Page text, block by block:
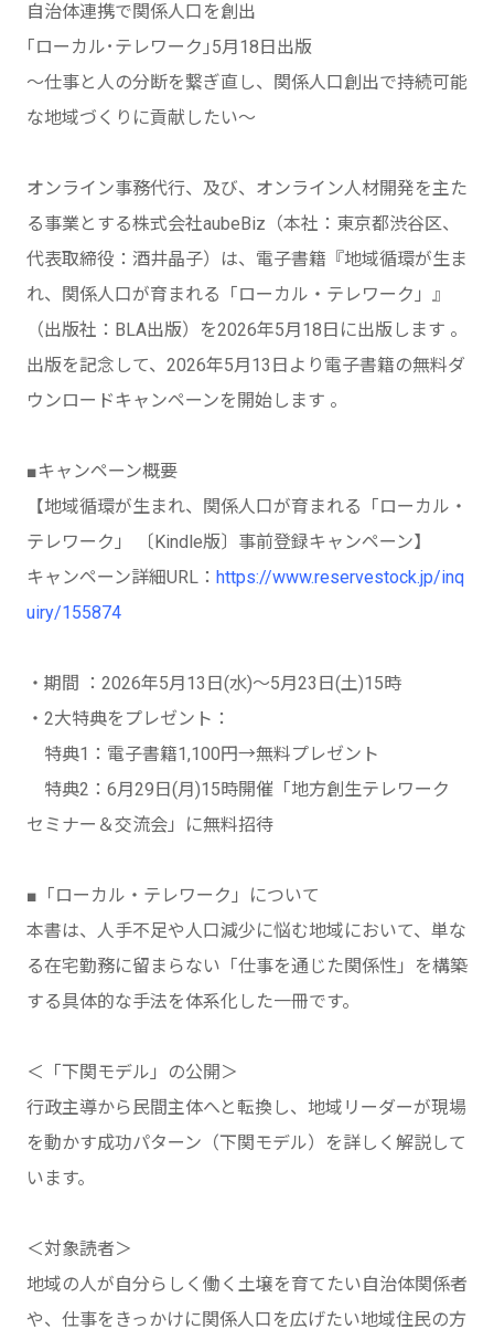
自治体連携で関係人口を創出
｢ローカル･テレワーク｣5月18日出版
〜仕事と人の分断を繋ぎ直し、関係人口創出で持続可能
な地域づくりに貢献したい〜
オンライン事務代行、及び、オンライン人材開発を主た
る事業とする株式会社aubeBiz（本社：東京都渋谷区、
代表取締役：酒井晶子）は、電子書籍『地域循環が生ま
れ、関係人口が育まれる「ローカル・テレワーク」』
（出版社：BLA出版）を2026年5月18日に出版します 。
出版を記念して、2026年5月13日より電子書籍の無料ダ
ウンロードキャンペーンを開始します 。
■キャンペーン概要
【地域循環が生まれ、関係人口が育まれる「ローカル・
テレワーク」 〔Kindle版〕事前登録キャンペーン】
キャンペーン詳細URL： https://www.reservestock.jp/inq
uiry/155874
・期間 ：2026年5月13日(水)～5月23日(土)15時
・2⼤特典をプレゼント：
特典1：電⼦書籍1,100円→無料プレゼント
特典2：6月29日(月)15時開催「地方創生テレワーク
セミナー＆交流会」に無料招待
■「ローカル・テレワーク」について
本書は、人手不足や人口減少に悩む地域において、単な
る在宅勤務に留まらない「仕事を通じた関係性」を構築
する具体的な手法を体系化した一冊です。
＜「下関モデル」の公開＞
行政主導から民間主体へと転換し、地域リーダーが現場
を動かす成功パターン（下関モデル）を詳しく解説して
います。
＜対象読者＞
地域の人が自分らしく働く土壌を育てたい自治体関係者
や、仕事をきっかけに関係人口を広げたい地域住民の方